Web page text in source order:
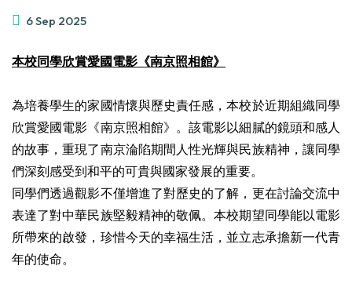
6 Sep 2025
本校同學欣賞愛國電影《南京照相館》
為培養學生的家國情懷與歷史責任感，本校於近期組織同學
欣賞愛國電影《南京照相館》。該電影以細膩的鏡頭和感人
的故事，重現了南京淪陷期間人性光輝與民族精神，讓同學
們深刻感受到和平的可貴與國家發展的重要。
同學們透過觀影不僅增進了對歷史的了解，更在討論交流中
表達了對中華民族堅毅精神的敬佩。本校期望同學能以電影
所帶來的啟發，珍惜今天的幸福生活，並立志承擔新一代青
年的使命。